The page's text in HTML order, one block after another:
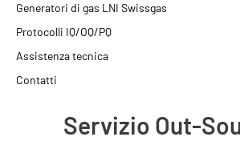
Generatori di gas LNI Swissgas
Protocolli IQ/OQ/PQ
Assistenza tecnica
Contatti
Servizio Out-